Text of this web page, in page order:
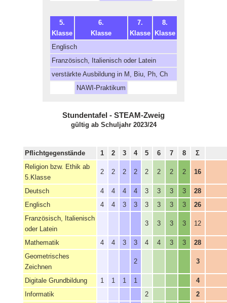
5.
Klasse
6.
Klasse
7.
Klasse
8.
Klasse
Englisch
Französisch, Italienisch oder Latein
verstärkte Ausbildung in M, Biu, Ph, Ch
NAWI-Praktikum
Stundentafel - STEAM-Zweig
gültig ab Schuljahr 2023/24
Pflichtgegenstände 1 2 3 4 5 6 7 8
Σ
Religion bzw. Ethik ab
5.Klasse
2 2 2 2 2 2 2 2 16
Deutsch 4 4 4 4 3 3 3 3
28
Englisch
4 4 3 3 3 3 3 3
26
Französisch, Italienisch
oder Latein
3 3 3 3 12
Mathematik 4 4 3 3 4 4 3 3
28
Geometrisches
Zeichnen
2 3
Digitale Grundbildung 1 1 1 1
4
Informatik
2
2